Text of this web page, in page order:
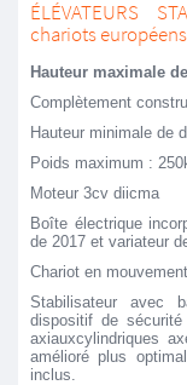
ÉLÉVATEURS
chariots
Hauteur maximale
Complètement
Hauteur minimale de
Poids maximum :
Moteur 3cv diicma
Boîte électrique
de 2017 et variateur
Chariot en mouvement
Stabilisateur avec
dispositif de
axiauxcylindriques
amélioré plus
inclus.